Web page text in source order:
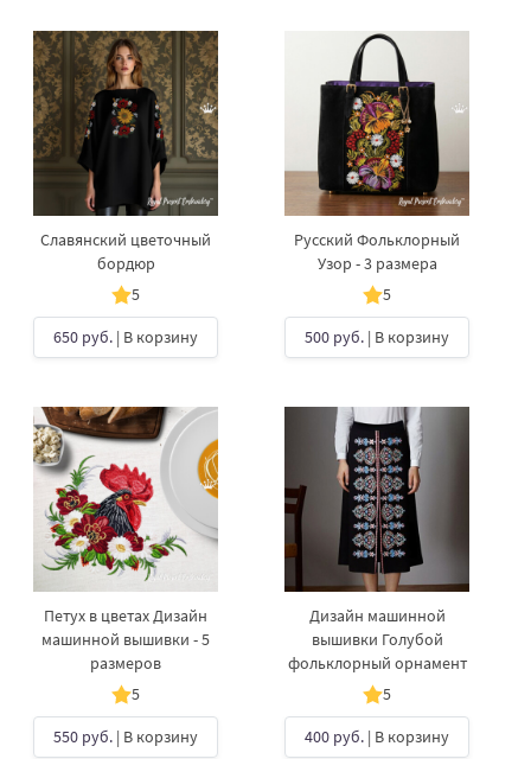
Славянский цветочный
бордюр
5
650 руб. | В корзину
Русский Фольклорный
Узор - 3 размера
5
500 руб. | В корзину
Петух в цветах Дизайн
машинной вышивки - 5
размеров
5
550 руб. | В корзину
Дизайн машинной
вышивки Голубой
фольклорный орнамент
5
400 руб. | В корзину